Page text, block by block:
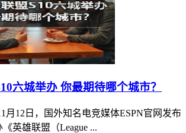
六城举办 你最期待哪个城市？
12日，国外知名电竞媒体ESPN官网发布
英雄联盟（League ...